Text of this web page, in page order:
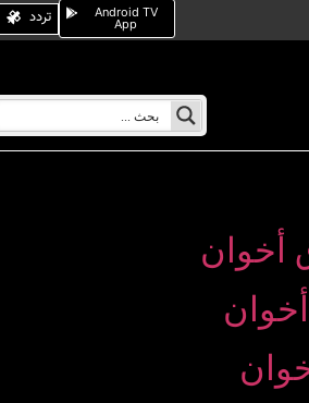
Android TV
App تردد